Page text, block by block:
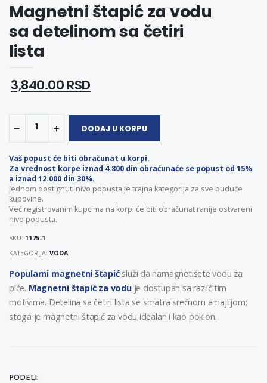
Magnetni štapić za vodu
sa detelinom sa četiri
lista
3,840.00 RSD
1 DODAJ U KORPU
Vaš popust će biti obračunat u korpi.
Za vrednost korpe iznad 4.800 din obraćunaće se popust od 15%
a iznad 12.000 din 30%.
Jednom dostignuti nivo popusta je trajna kategorija za sve buduće
kupovine.
Već registrovanim kupcima na korpi će biti obračunat ranije ostvareni
nivo popusta.
SKU: 1175-1
KATEGORIJA:VODA
Popularni magnetni štapićsluži da namagnetišete vodu za
piće. Magnetni štapić za voduje dostupan sa različitim
motivima. Detelina sa četiri lista se smatra srećnom amajlijom;
stoga je magnetni štapić za vodu idealan i kao poklon.
PODELI: